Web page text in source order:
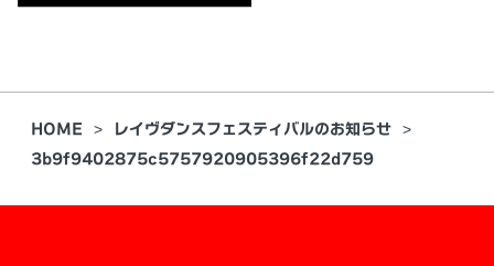
HOME
レイヴダンスフェスティバルのお知らせ
3b9f9402875c5757920905396f22d759